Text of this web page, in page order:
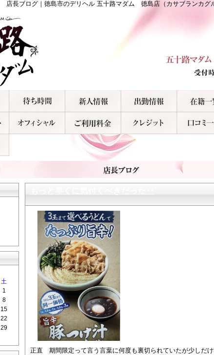
店長ブログ｜徳島市のデリヘル 五十路マダム 徳島店（カサブランカグ
土
1
8
15
22
29
正直 期間限定って言う言葉に何度も裏切られていたが少しだけ